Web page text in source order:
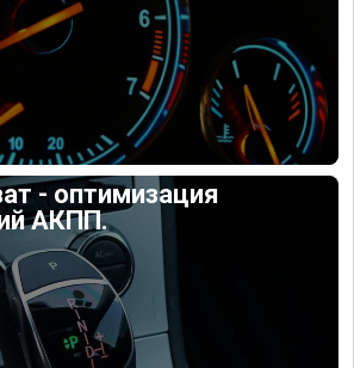
- оптимизация
АКПП.